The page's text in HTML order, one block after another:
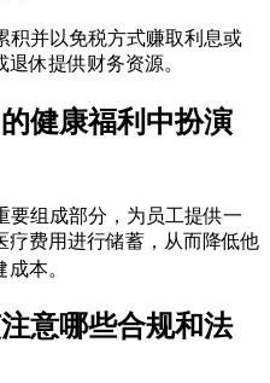
积并以免税方式赚取利息或
休提供财务资源。
健康福利中扮演
要组成部分，为员工提供一
费用进行储蓄，从而降低他
本。
意哪些合规和法